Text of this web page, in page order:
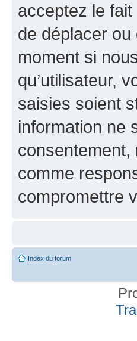
acceptez le fait
de déplacer ou
moment si
qu’utilisateur,
saisies soient
information ne
consentement,
comme
compromettre
Index du forum